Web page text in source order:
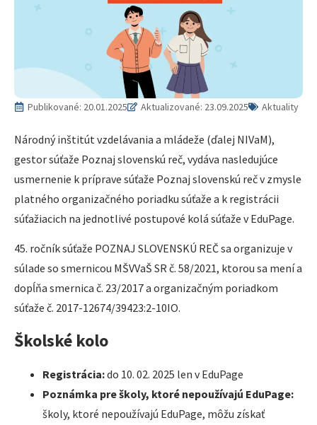
Publikované: 20.01.2025 Aktualizované: 23.09.2025 Aktuality
Národný inštitút vzdelávania a mládeže (ďalej NIVaM),
gestor súťaže Poznaj slovenskú reč, vydáva nasledujúce
usmernenie k príprave súťaže Poznaj slovenskú reč v zmysle
platného organizačného poriadku súťaže a k registrácii
súťažiacich na jednotlivé postupové kolá súťaže v EduPage.
45. ročník súťaže POZNAJ SLOVENSKÚ REČ sa organizuje v
súlade so smernicou MŠVVaŠ SR č. 58/2021, ktorou sa mení a
dopĺňa smernica č. 23/2017 a organizačným poriadkom
súťaže č. 2017-12674/39423:2-10IO.
Školské kolo
Registrácia:do 10. 02. 2025 len v EduPage
Poznámka pre školy, ktoré nepoužívajú EduPage:
školy, ktoré nepoužívajú EduPage, môžu získať